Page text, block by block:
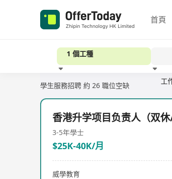
首頁
1 個工種
工
學生服務招聘 約 26 職位空缺
香港升学项目负责人（双休
3-5年學士
$25K-40K/月
威學教育